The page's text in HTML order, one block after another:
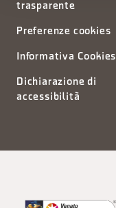
trasparente
Preferenze cookies
Informativa Cookies
Dichiarazione di
accessibilità